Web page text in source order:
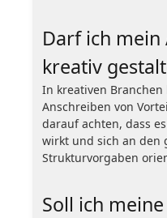
Darf ich mein
kreativ
In kreativen
Anschreiben von
darauf achten, dass
wirkt und sich an den
Strukturvorgaben
Soll ich